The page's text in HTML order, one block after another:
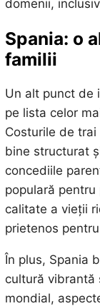
domenii,
Spania: o
familii
Un alt punct de
pe lista celor
Costurile de
bine structurat
concediile
populară
calitate a vieții
prietenos
În plus, Spania
cultură vibrantă
mondial,